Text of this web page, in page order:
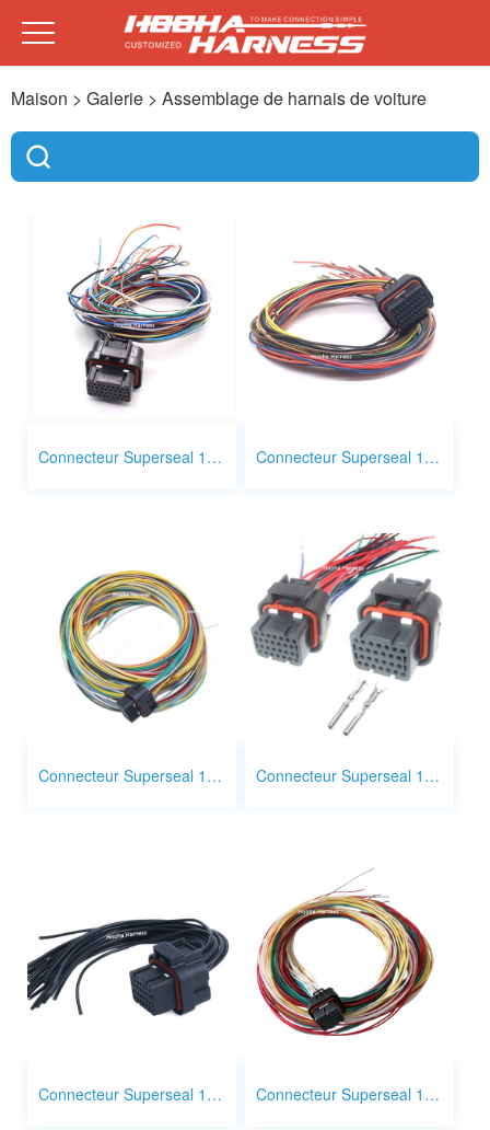
Maison > Galerie > Assemblage de harnais de voiture
Connecteur Superseal 1,0 mm 34p 4 - 1437290 - 1 Connecteur Superseal 1,0 mm 34p 4 - 1437290 - 0
Connecteur Superseal 1,0 mm 28p 1473416 - 2 Connecteur Superseal 1,0 mm 26p 1473416 - 1
Connecteur Superseal 1,0 mm 26p 3 - 1437290 - 8 Connecteur Superseal 1,0 mm 26p 3 - 1437290 - 7